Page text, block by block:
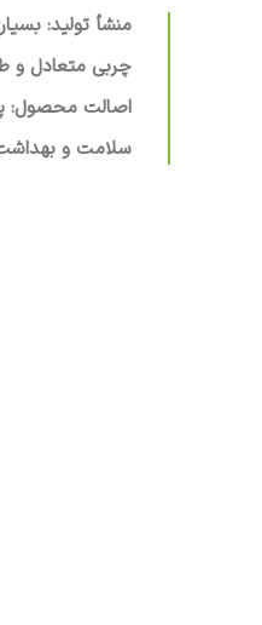
منشأ تولید:
چربی متعادل و
اصالت محصول:
سلامت و